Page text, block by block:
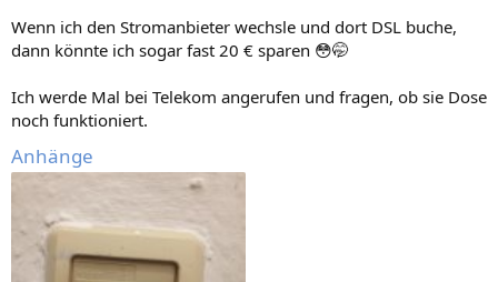
Wenn ich den Stromanbieter wechsle und dort DSL buche,
dann könnte ich sogar fast 20 € sparen 😳🤭
Ich werde Mal bei Telekom angerufen und fragen, ob sie Dose
noch funktioniert.
Anhänge